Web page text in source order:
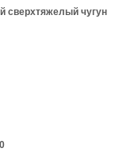
сверхтяжелый чугун